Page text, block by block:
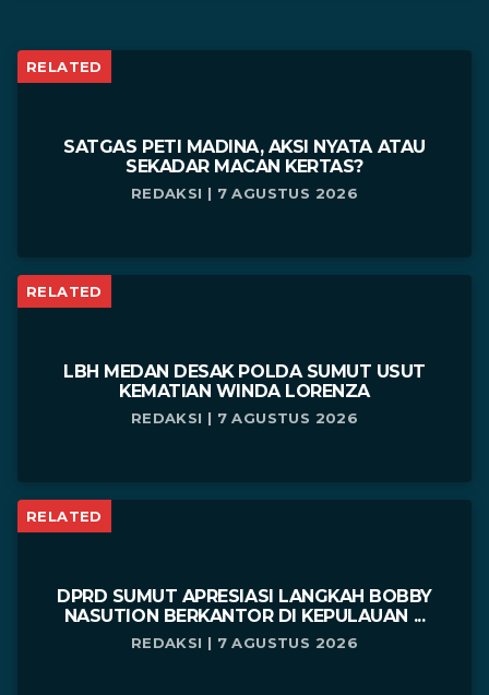
RELATED
SATGAS PETI MADINA, AKSI NYATA ATAU
SEKADAR MACAN KERTAS?
REDAKSI | 7 AGUSTUS 2026
RELATED
LBH MEDAN DESAK POLDA SUMUT USUT
KEMATIAN WINDA LORENZA
REDAKSI | 7 AGUSTUS 2026
RELATED
DPRD SUMUT APRESIASI LANGKAH BOBBY
NASUTION BERKANTOR DI KEPULAUAN ...
REDAKSI | 7 AGUSTUS 2026